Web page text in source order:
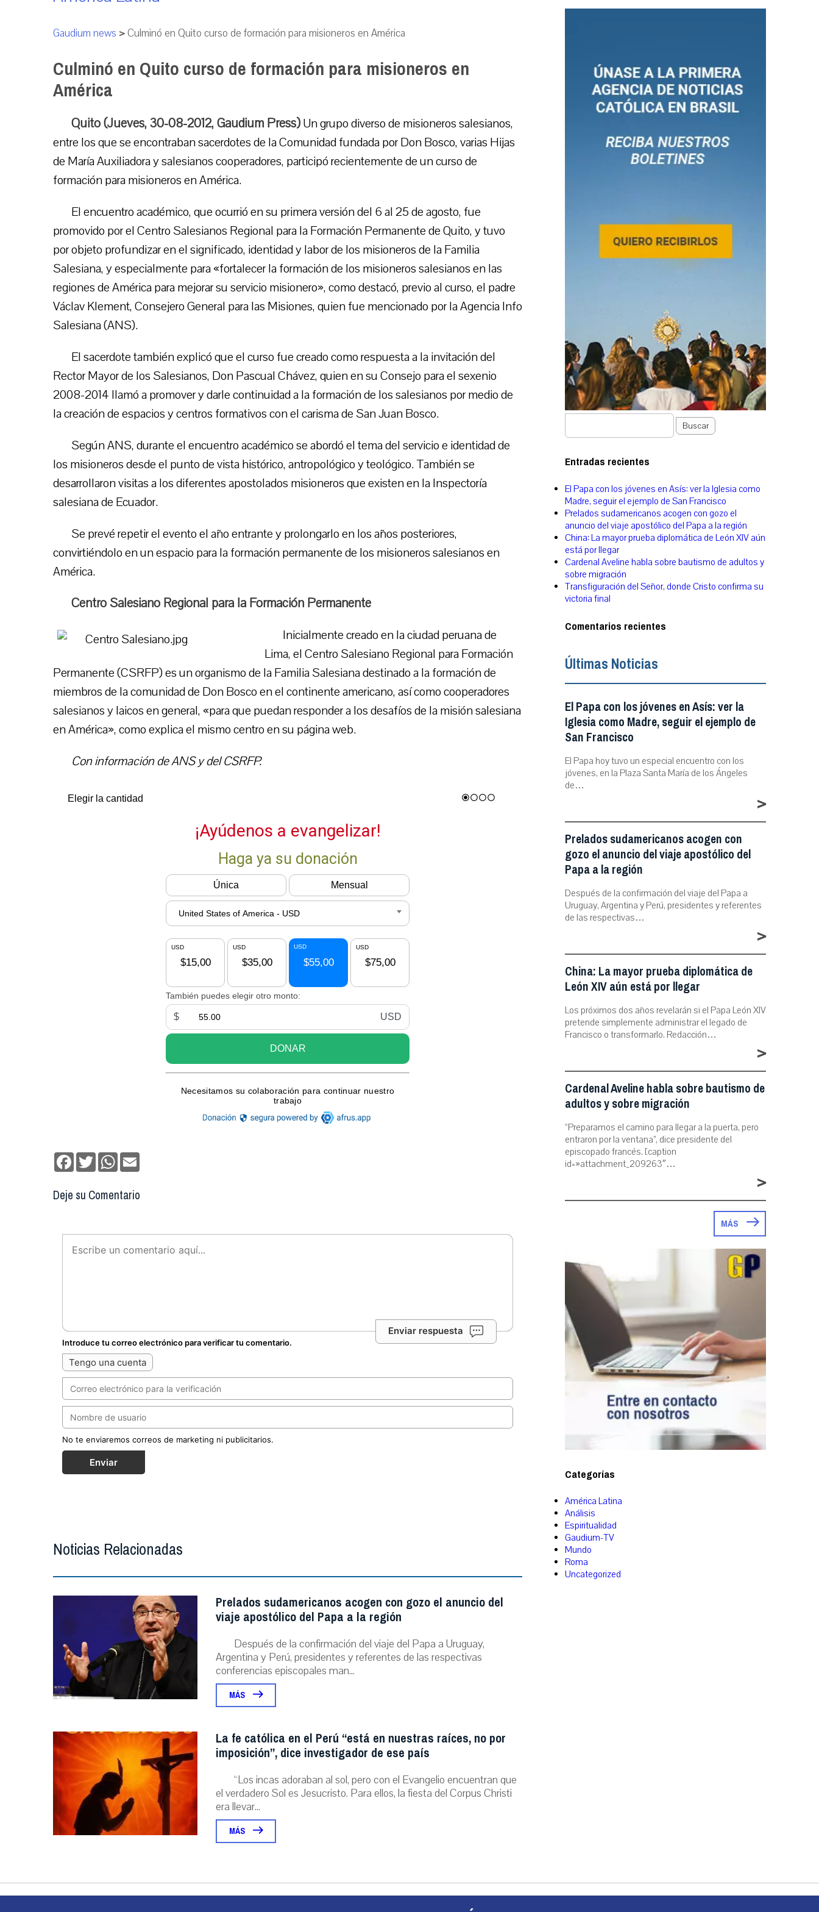
Gaudium news >Culminó en Quito curso de formación para misioneros en América
Culminó en Quito curso de formación para misioneros en
América
Quito (Jueves, 30-08-2012, Gaudium Press)Un grupo diverso de misioneros salesianos,
entre los que se encontraban sacerdotes de la Comunidad fundada por Don Bosco, varias Hijas
de María Auxiliadora y salesianos cooperadores, participó recientemente de un curso de
formación para misioneros en América.
El encuentro académico, que ocurrió en su primera versión del 6 al 25 de agosto, fue
promovido por el Centro Salesianos Regional para la Formación Permanente de Quito, y tuvo
por objeto profundizar en el significado, identidad y labor de los misioneros de la Familia
Salesiana, y especialmente para «fortalecer la formación de los misioneros salesianos en las
regiones de América para mejorar su servicio misionero», como destacó, previo al curso, el padre
Václav Klement, Consejero General para las Misiones, quien fue mencionado por la Agencia Info
Salesiana (ANS).
El sacerdote también explicó que el curso fue creado como respuesta a la invitación del
Rector Mayor de los Salesianos, Don Pascual Chávez, quien en su Consejo para el sexenio
2008-2014 llamó a promover y darle continuidad a la formación de los salesianos por medio de
la creación de espacios y centros formativos con el carisma de San Juan Bosco.
Según ANS, durante el encuentro académico se abordó el tema del servicio e identidad de
los misioneros desde el punto de vista histórico, antropológico y teológico. También se
desarrollaron visitas a los diferentes apostolados misioneros que existen en la Inspectoría
salesiana de Ecuador.
Se prevé repetir el evento el año entrante y prolongarlo en los años posteriores,
convirtiéndolo en un espacio para la formación permanente de los misioneros salesianos en
América.
Centro Salesiano Regional para la Formación Permanente
Inicialmente creado en la ciudad peruana de
Lima, el Centro Salesiano Regional para Formación
Permanente (CSRFP) es un organismo de la Familia Salesiana destinado a la formación de
miembros de la comunidad de Don Bosco en el continente americano, así como cooperadores
salesianos y laicos en general, «para que puedan responder a los desafíos de la misión salesiana
en América», como explica el mismo centro en su página web.
Con información de ANS y del CSRFP.
Facebook
TwitterWhatsApp
Deje su Comentario
Enviar respuesta
Introduce tu correo electrónico para verificar tu comentario.
Tengo una cuenta
No te enviaremos correos de marketing ni publicitarios.
Enviar
Noticias Relacionadas
Prelados sudamericanos acogen con gozo el anuncio del
viaje apostólico del Papa a la región
Después de la confirmación del viaje del Papa a Uruguay,
Argentina y Perú, presidentes y referentes de las respectivas
conferencias episcopales man...
MÁS
La fe católica en el Perú “está en nuestras raíces, no por
imposición”, dice investigador de ese país
“Los incas adoraban al sol, pero con el Evangelio encuentran que
el verdadero Sol es Jesucristo. Para ellos, la fiesta del Corpus Christi
era llevar...
MÁS
Buscar
Entradas recientes
El Papa con los jóvenes en Asís: ver la Iglesia como
Madre, seguir el ejemplo de San Francisco
Prelados sudamericanos acogen con gozo el
anuncio del viaje apostólico del Papa a la región
China: La mayor prueba diplomática de León XIV aún
está por llegar
Cardenal Aveline habla sobre bautismo de adultos y
sobre migración
Transfiguración del Señor, donde Cristo confirma su
victoria final
Comentarios recientes
Últimas Noticias
El Papa con los jóvenes en Asís: ver la
Iglesia como Madre, seguir el ejemplo de
San Francisco
El Papa hoy tuvo un especial encuentro con los
jóvenes, en la Plaza Santa María de los Ángeles
de…
>
Prelados sudamericanos acogen con
gozo el anuncio del viaje apostólico del
Papa a la región
Después de la confirmación del viaje del Papa a
Uruguay, Argentina y Perú, presidentes y referentes
de las respectivas…
>
China: La mayor prueba diplomática de
León XIV aún está por llegar
Los próximos dos años revelarán si el Papa León XIV
pretende simplemente administrar el legado de
Francisco o transformarlo. Redacción…
>
Cardenal Aveline habla sobre bautismo de
adultos y sobre migración
“Preparamos el camino para llegar a la puerta, pero
entraron por la ventana”, dice presidente del
episcopado francés. [caption
id=»attachment_209263″…
>
MÁS
Categorías
América Latina
Análisis
Espiritualidad
Gaudium-TV
Mundo
Roma
Uncategorized